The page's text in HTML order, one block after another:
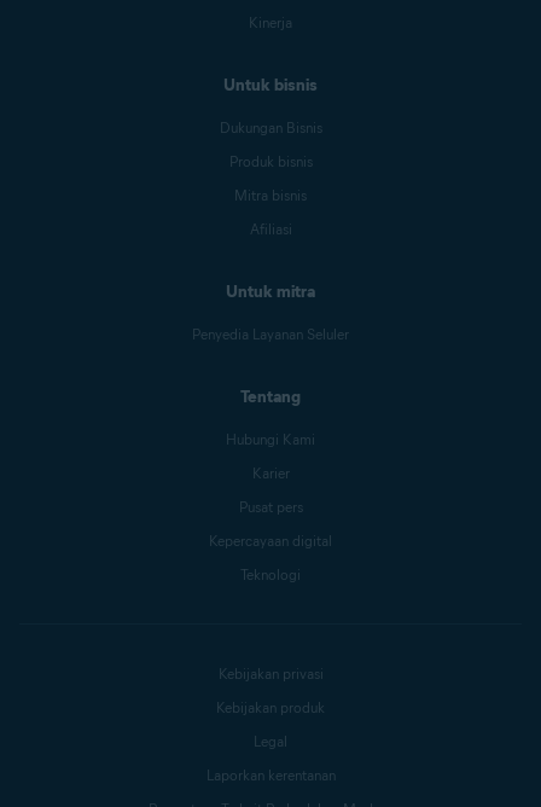
Kinerja
Untuk bisnis
Dukungan Bisnis
Produk bisnis
Mitra bisnis
Afiliasi
Untuk mitra
Penyedia Layanan Seluler
Tentang
Hubungi Kami
Karier
Pusat pers
Kepercayaan digital
Teknologi
Kebijakan privasi
Kebijakan produk
Legal
Laporkan kerentanan